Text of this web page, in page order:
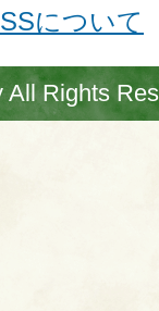
について
All Rights